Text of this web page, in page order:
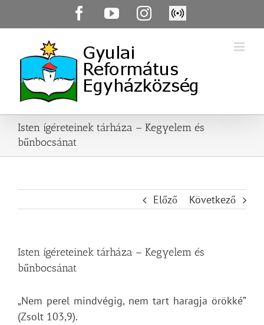
FacebookYouTubeInstagram
Élő
közvetítés
Isten ígéreteinek tárháza – Kegyelem és
bűnbocsánat
Előző Következő
Isten ígéreteinek tárháza – Kegyelem és
bűnbocsánat
„Nem perel mindvégig, nem tart haragja örökké”
(Zsolt 103,9).